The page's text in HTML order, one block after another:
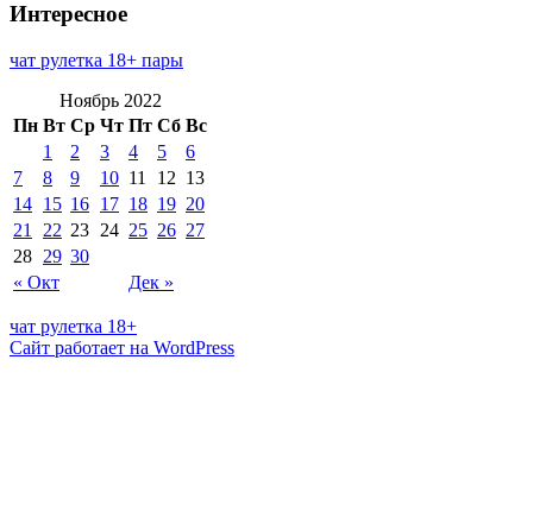
Интересное
чат рулетка 18+ пары
Ноябрь 2022
Пн Вт Ср Чт Пт Сб Вс
« Окт Дек »
1 2 3 4 5
6
7
8 9 10 11 12 13
14 15 16 17 18 19 20
21
22 23 24 25 26 27
28 29 30
чат рулетка 18+
Сайт работает на WordPress